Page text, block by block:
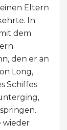
Eltern
In
dem
den er an
Long,
Schiffes
wieder